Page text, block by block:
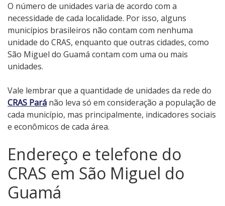
O número de unidades varia de acordo com a
necessidade de cada localidade. Por isso, alguns
municípios brasileiros não contam com nenhuma
unidade do CRAS, enquanto que outras cidades, como
São Miguel do Guamá contam com uma ou mais
unidades.
Vale lembrar que a quantidade de unidades da rede do
CRAS Pará não leva só em consideração a população de
cada município, mas principalmente, indicadores sociais
e econômicos de cada área.
Endereço e telefone do
CRAS em São Miguel do
Guamá